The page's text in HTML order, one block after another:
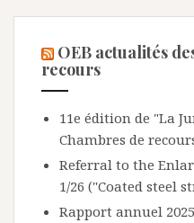
OEB actualités
recours
11e édition de "La
Chambres de
Referral to the
1/26 ("Coated steel
Rapport annuel